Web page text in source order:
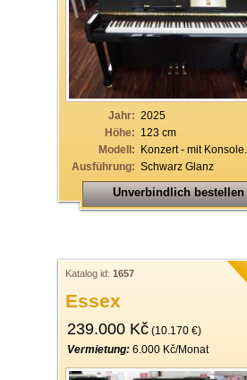
Jahr: 2025
Höhe: 123 cm
Modell: Konzert - mit Konsole...
Ausführung: Schwarz Glanz
Unverbindlich bestellen
Katalog id: 1657
Essex
239.000 Kč (10.170 €)
Vermietung: 6.000 Kč/Monat